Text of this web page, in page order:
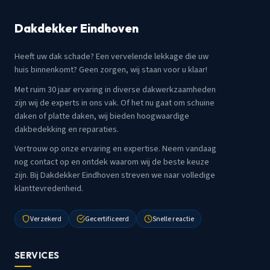
Dakdekker Eindhoven
Heeft uw dak schade? Een vervelende lekkage die uw
huis binnenkomt? Geen zorgen, wij staan voor u klaar!
Met ruim 30 jaar ervaring in diverse dakwerkzaamheden
zijn wij de experts in ons vak. Of het nu gaat om schuine
daken of platte daken, wij bieden hoogwaardige
dakbedekking en reparaties.
Vertrouw op onze ervaring en expertise. Neem vandaag
nog contact op en ontdek waarom wij de beste keuze
zijn. Bij Dakdekker Eindhoven streven we naar volledige
klanttevredenheid.
Verzekerd Gecertificeerd Snelle reactie
SERVICES